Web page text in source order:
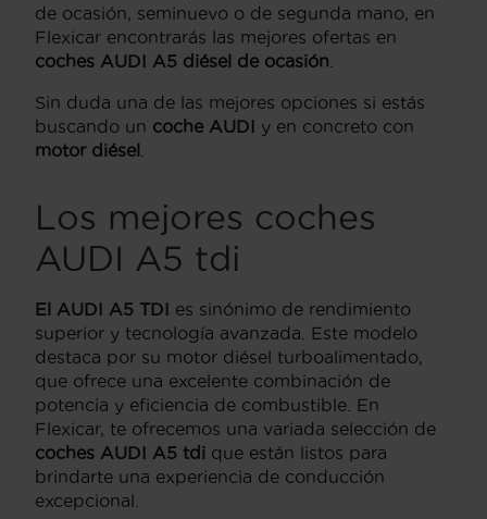
de ocasión, seminuevo o de segunda mano, en
Flexicar encontrarás las mejores ofertas en
coches AUDI A5 diésel de ocasión
Sin duda una de las mejores opciones si estás
buscando un coche AUDI y en concreto con
motor diésel
Los mejores coches
AUDI A5 tdi
El AUDI A5 TDI es sinónimo de rendimiento
superior y tecnología avanzada. Este modelo
destaca por su motor diésel turboalimentado,
que ofrece una excelente combinación de
potencia y eficiencia de combustible. En
Flexicar, te ofrecemos una variada selección de
coches AUDI A5 tdi que están listos para
brindarte una experiencia de conducción
excepcional.